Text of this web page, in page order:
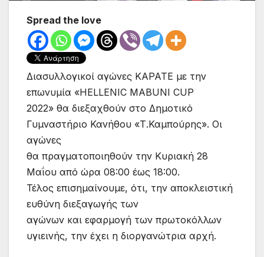
Spread the love
Διασυλλογικοί αγώνες ΚΑΡΑΤΕ με την
επωνυμία «HELLENIC MABUNI CUP
2022» θα διεξαχθούν στο Δημοτικό
Γυμναστήριο Κανήθου «Τ.Καμπούρης». Οι
αγώνες
θα πραγματοποιηθούν την Κυριακή 28
Μαΐου από ώρα 08:00 έως 18:00.
Τέλος επισημαίνουμε, ότι, την αποκλειστική
ευθύνη διεξαγωγής των
αγώνων και εφαρμογή των πρωτοκόλλων
υγιεινής, την έχει η διοργανώτρια αρχή.